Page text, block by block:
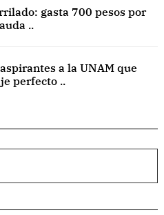
gasta 700 pesos por
..
a la UNAM que
perfecto ..